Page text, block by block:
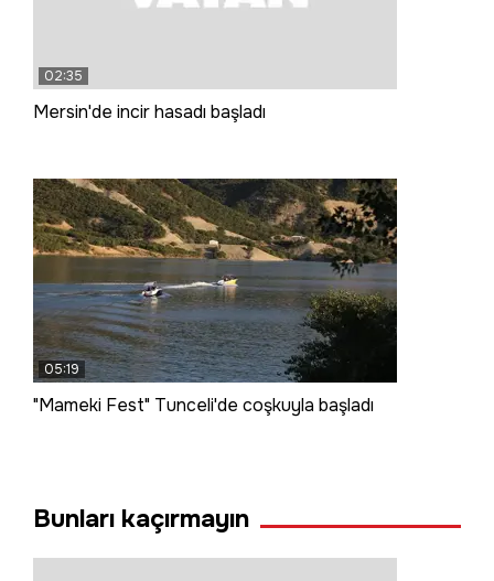
02:35
Mersin'de incir hasadı başladı
05:19
"Mameki Fest" Tunceli'de coşkuyla başladı
Bunları kaçırmayın